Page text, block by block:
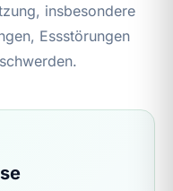
insbesondere
Essstörungen